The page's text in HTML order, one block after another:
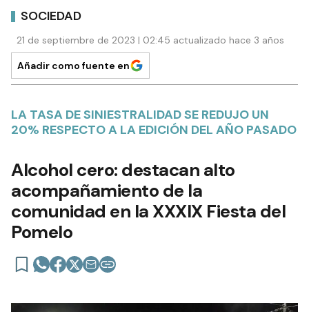
SOCIEDAD
21 de septiembre de 2023 | 02:45 actualizado hace 3 años
Añadir como fuente en
LA TASA DE SINIESTRALIDAD SE REDUJO UN
20% RESPECTO A LA EDICIÓN DEL AÑO PASADO
Alcohol cero: destacan alto
acompañamiento de la
comunidad en la XXXIX Fiesta del
Pomelo